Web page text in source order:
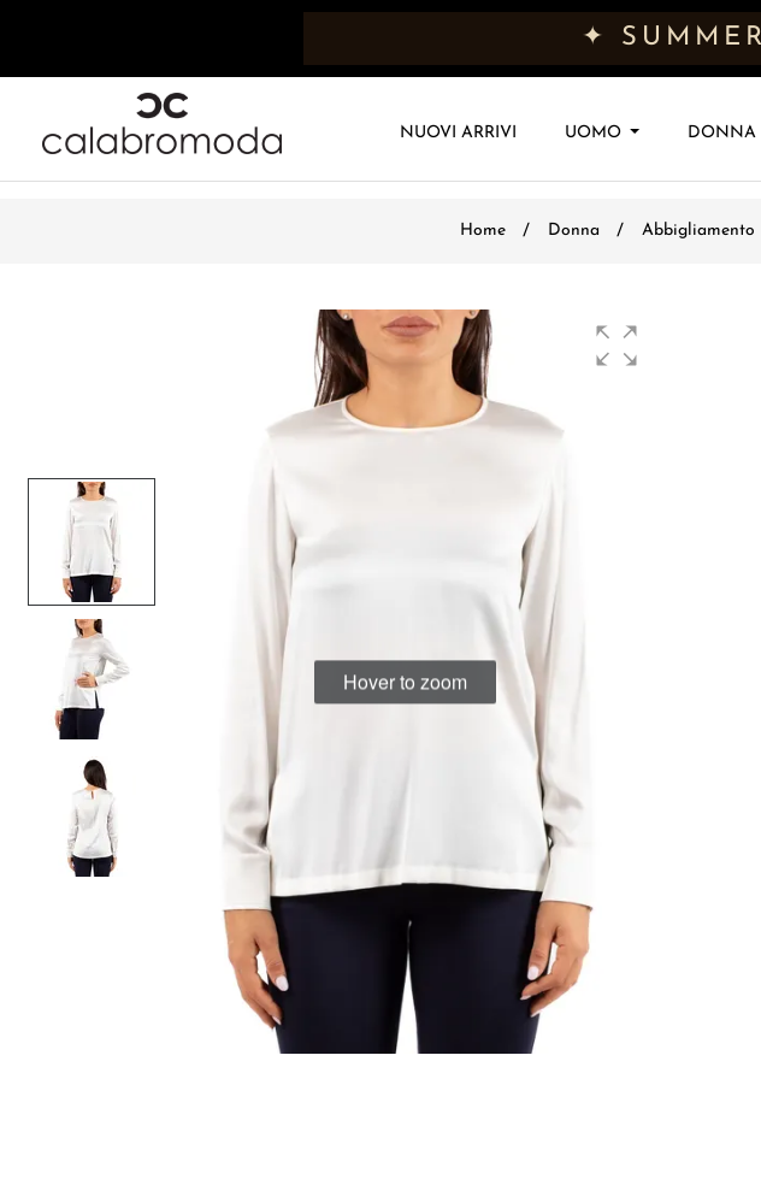
✦
NUOVI ARRIVI UOMO DONNA
Home Donna Abbigliamento
Hover to zoom